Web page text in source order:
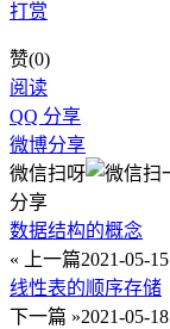
打赏
赞(0)
阅读
QQ 分享
微博分享
微信扫呀
分享
数据结构的概念
« 上一篇2021-05-15
线性表的顺序存储
下一篇 »2021-05-18